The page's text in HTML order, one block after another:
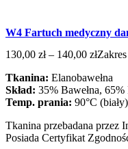
W4 Fartuch medyczny
130,00 zł – 140,00 zł
Tkanina: Elanobawełna
Skład: 35% Bawełna, 65%
Temp. prania: 90°C
Tkanina przebadana przez
Posiada Certyfikat